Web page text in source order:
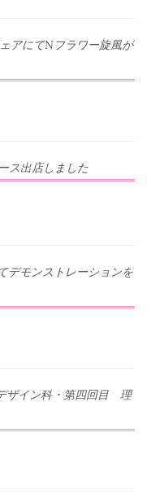
アにてNフラワー旋風が
ス出店しました
デモンストレーションを
ザイン科・第四回目 理